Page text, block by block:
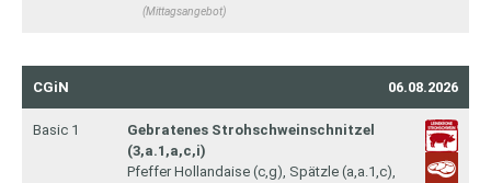
(Mittagsangebot)
CGiN 06.08.2026
Basic 1
Gebratenes Strohschweinschnitzel
(3,a.1,a,c,i)
Pfeffer Hollandaise (c,g), Spätzle (a,a.1,c),